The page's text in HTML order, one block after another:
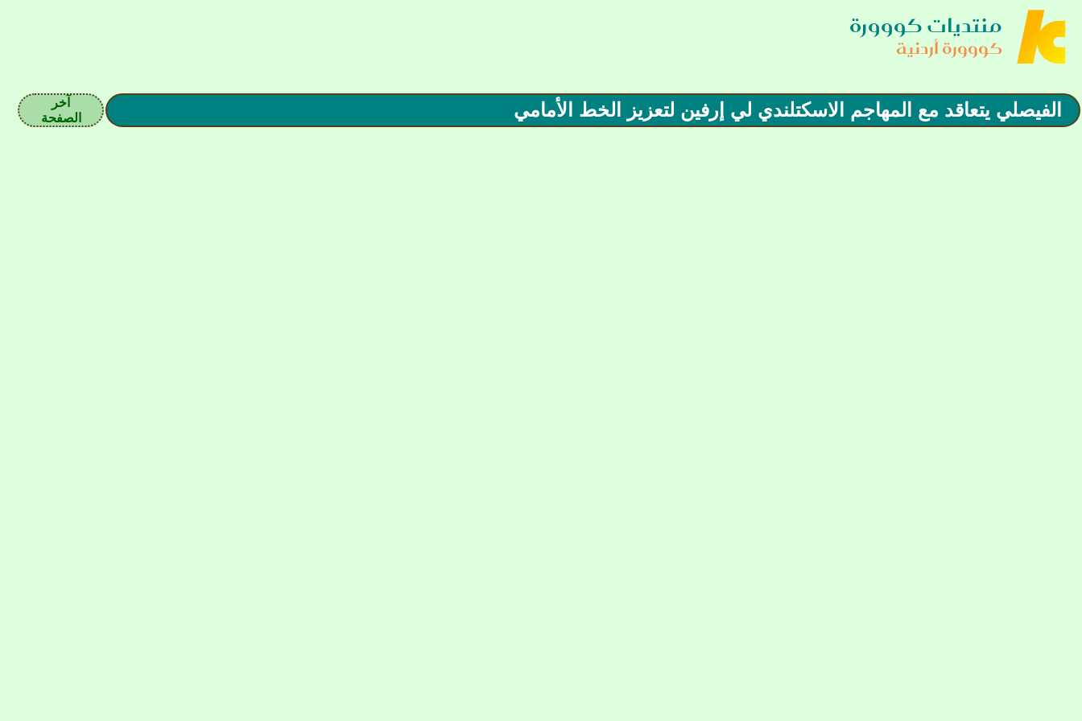
منتديات كووورة
كووورة أردنية
الفيصلي يتعاقد مع المهاجم الاسكتلندي لي إرفين لتعزيز الخط الأمامي
آخر
الصفحة